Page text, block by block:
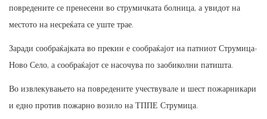
повредените се пренесени во струмичката болница, а увидот на
местото на несреќата се уште трае.
Заради сообраќајката во прекин е сообраќајот на патниот Струмица-
Ново Село, а сообраќајот се насочува по заобиколни патишта.
Во извлекувањето на повредените учествувале и шест пожарникари
и едно против пожарно возило на ТППЕ Струмица.